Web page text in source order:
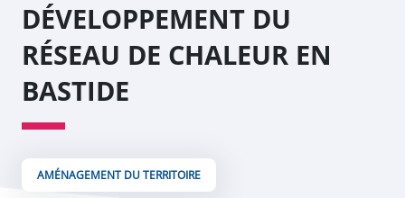
DÉVELOPPEMENT DU
RÉSEAU DE CHALEUR EN
BASTIDE
AMÉNAGEMENT DU TERRITOIRE